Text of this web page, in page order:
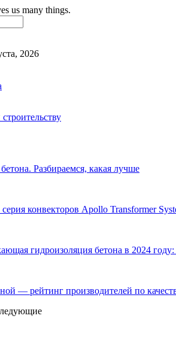
us many things.
2026
Разбираемся, какая лучше
конвекторов Apollo Transformer
гидроизоляция бетона в 2024 году:
— рейтинг производителей по